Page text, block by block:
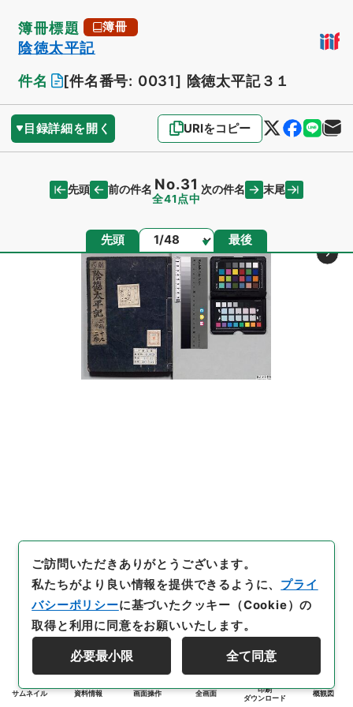
簿冊標題 簿冊
陰徳太平記
件名
[件名番号: 0031] 陰徳太平記３１
目録詳細を開く URIをコピー
先頭 前の件名 No.31
全41点中
次の件名 末尾
先頭 ページ 最後
サムネイル 資料情報 画面操作 全画面
印刷
ダウンロード
概観図
ご訪問いただきありがとうございます。
私たちがより良い情報を提供できるように、 プライ
バシーポリシーに基づいたクッキー（Cookie）の
取得と利用に同意をお願いいたします。
必要最小限 全て同意